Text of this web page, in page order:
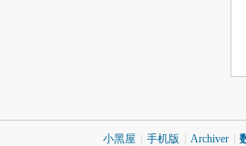
小黑屋 手机版 Archiver